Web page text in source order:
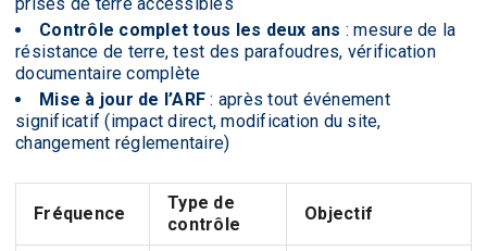
Contrôle complet tous les deux ans : mesure de la
résistance de terre, test des parafoudres, vérification
documentaire complète
Mise à jour de l’ARF : après tout événement
significatif (impact direct, modification du site,
changement réglementaire)
Fréquence
Type de
contrôle
Objectif